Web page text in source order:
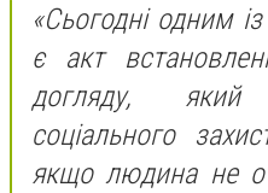
«Сьогодні одним
є акт
догляду,
соціального
якщо людина не